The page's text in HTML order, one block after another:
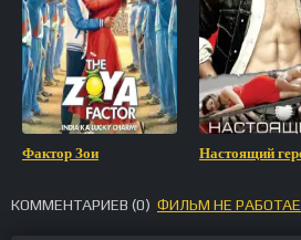
Фактор Зои Настоящий
КОММЕНТАРИЕВ (0) ФИЛЬМ НЕ